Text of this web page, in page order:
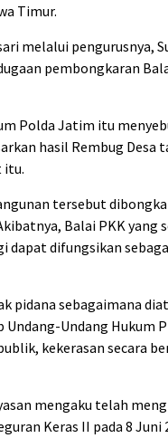
Timur.
melalui pengurusnya,
pembongkaran
Polda Jatim itu
hasil Rembug Desa
itu.
tersebut
Balai PKK yang
difungsikan
pidana sebagaimana
Undang Hukum
kekerasan secara
mengaku telah
Keras II pada 8